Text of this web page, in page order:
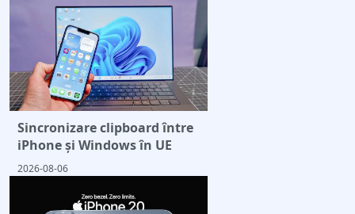
Sincronizare clipboard între
iPhone și Windows în UE
2026-08-06